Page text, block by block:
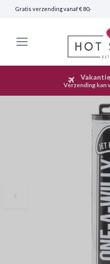
Gratis verzending vanaf € 80,-
Snelle
Verzending kan